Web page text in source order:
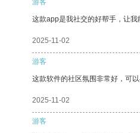
游客
这款app是我社交的好帮手，让我
2025-11-02
游客
这款软件的社区氛围非常好，可
2025-11-02
游客